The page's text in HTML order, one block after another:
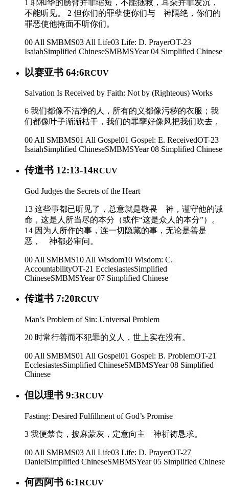
1 耶和华的膀臂并非缩短，不能拯救，耳朵并非发沉，
不能听见。 2 但你们的罪孽使你们与 神隔绝，你们的
罪恶使他掩面不听你们。
00 All SMBMS03 All Life03 Life: D. PrayerOT-23
IsaiahSimplified ChineseSMBMSYear 04 Simplified Chinese
以赛亚书 64:6RCUV
Salvation Is Received by Faith: Not by (Righteous) Works
6 我们都像不洁净的人，所有的义都像污秽的衣服；我
们都像叶子渐渐枯干，我们的罪孽好像风把我们吹去，
00 All SMBMS01 All Gospel01 Gospel: E. ReceivedOT-23
IsaiahSimplified ChineseSMBMSYear 08 Simplified Chinese
传道书 12:13-14RCUV
God Judges the Secrets of the Heart
13 这些事都已听见了，总意就是敬畏 神，谨守他的诫
命，这是人所当尽的本分（或作“这是众人的本分”）。
14 因为人所作的事，连一切隐藏的事，无论是善是
恶， 神都必审问。
00 All SMBMS10 All Wisdom10 Wisdom: C.
AccountabilityOT-21 EcclesiastesSimplified
ChineseSMBMSYear 07 Simplified Chinese
传道书 7:20RCUV
Man’s Problem of Sin: Universal Problem
20 时常行善而不犯罪的义人，世上实在没有。
00 All SMBMS01 All Gospel01 Gospel: B. ProblemOT-21
EcclesiastesSimplified ChineseSMBMSYear 08 Simplified
Chinese
但以理书 9:3RCUV
Fasting: Desired Fulfillment of God’s Promise
3 我便禁食，披麻蒙灰，定意向主 神祈祷恳求。
00 All SMBMS03 All Life03 Life: D. PrayerOT-27
DanielSimplified ChineseSMBMSYear 05 Simplified Chinese
何西阿书 6:1RCUV